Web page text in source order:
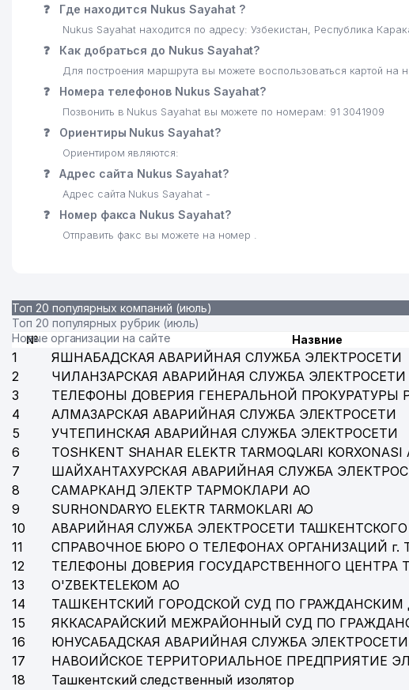
❓ Где находится Nukus Sayahat ?
Nukus Sayahat находится по адресу: Узбекистан, Республика
❓ Как добраться до Nukus Sayahat?
Для построения маршрута вы можете воспользоваться картой на
❓ Номера телефонов Nukus Sayahat?
Позвонить в Nukus Sayahat вы можете по номерам: 91 3041909
❓ Ориентиры Nukus Sayahat?
Ориентиром являются:
❓ Адрес сайта Nukus Sayahat?
Адрес сайта Nukus Sayahat -
❓ Номер факса Nukus Sayahat?
Отправить факс вы можете на номер .
Топ 20 популярных компаний (июль)
Топ 20 популярных рубрик (июль)
Новые организации на сайте
№ Назвние
1 ЯШНАБАДСКАЯ АВАРИЙНАЯ СЛУЖБА ЭЛЕКТРОСЕТИ
2
ЧИЛАНЗАРСКАЯ АВАРИЙНАЯ СЛУЖБА ЭЛЕКТРОСЕТИ
3
ТЕЛЕФОНЫ ДОВЕРИЯ ГЕНЕРАЛЬНОЙ ПРОКУРАТУРЫ
4
АЛМАЗАРСКАЯ АВАРИЙНАЯ СЛУЖБА ЭЛЕКТРОСЕТИ
5
УЧТЕПИНСКАЯ АВАРИЙНАЯ СЛУЖБА ЭЛЕКТРОСЕТИ
6
TOSHKENT SHAHAR ELEKTR TARMOQLARI KORXONASI
7
ШАЙХАНТАХУРСКАЯ АВАРИЙНАЯ СЛУЖБА
8
САМАРКАНД ЭЛЕКТР ТАРМОКЛАРИ АО
9
SURHONDARYO ELEKTR TARMOKLARI АО
10
АВАРИЙНАЯ СЛУЖБА ЭЛЕКТРОСЕТИ
11
СПРАВОЧНОЕ БЮРО О ТЕЛЕФОНАХ ОРГАНИЗАЦИЙ г.
12
ТЕЛЕФОНЫ ДОВЕРИЯ ГОСУДАРСТВЕННОГО ЦЕНТРА
13
O'ZBEKTELEKOM АО
14
ТАШКЕНТСКИЙ ГОРОДСКОЙ СУД ПО ГРАЖДАНСКИМ
15
ЯККАСАРАЙСКИЙ МЕЖРАЙОННЫЙ СУД ПО
16
ЮНУСАБАДСКАЯ АВАРИЙНАЯ СЛУЖБА ЭЛЕКТРОСЕТИ
17
НАВОИЙСКОЕ ТЕРРИТОРИАЛЬНОЕ ПРЕДПРИЯТИЕ
18
Ташкентский следственный изолятор